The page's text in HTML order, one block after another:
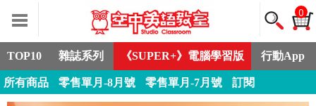
0
TOP10 雜誌系列 《SUPER+》電腦學習版 行動App
所有商品 零售單月-8月號 零售單月-7月號 訂閱